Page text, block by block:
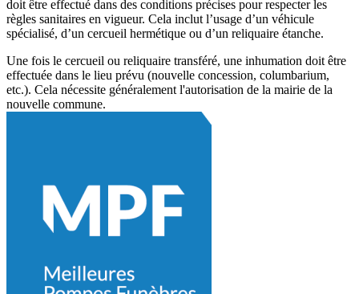
doit être effectué dans des conditions précises pour respecter les
règles sanitaires en vigueur. Cela inclut l’usage d’un véhicule
spécialisé, d’un cercueil hermétique ou d’un reliquaire étanche.
Une fois le cercueil ou reliquaire transféré, une inhumation doit être
effectuée dans le lieu prévu (nouvelle concession, columbarium,
etc.). Cela nécessite généralement l'autorisation de la mairie de la
nouvelle commune.